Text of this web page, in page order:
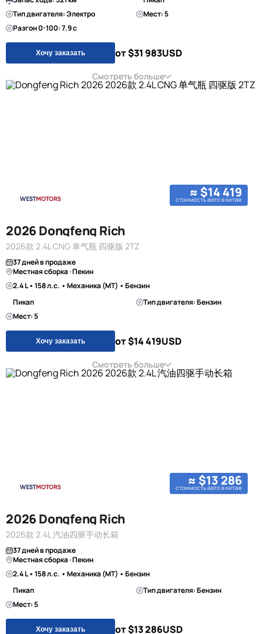
Тип двигателя: Электро
Мест: 5
Разгон 0-100: 7.9 с
Хочу заказать от $31 983USD
Смотреть больше
≈ $14 419
стоимость авто в китае
2026 Dongfeng Rich
2026款 2.4L CNG 单气瓶 四驱版 2TZ
37 дней в продаже
Местная сборка · Пекин
2.4 L • 158 л.с. • Механика (MT) • Бензин
Пикап
Тип двигателя: Бензин
Мест: 5
Хочу заказать от $14 419USD
Смотреть больше
≈ $13 286
стоимость авто в китае
2026 Dongfeng Rich
2026款 2.4L 汽油四驱手动长箱
37 дней в продаже
Местная сборка · Пекин
2.4 L • 158 л.с. • Механика (MT) • Бензин
Пикап
Тип двигателя: Бензин
Мест: 5
Хочу заказать от $13 286USD